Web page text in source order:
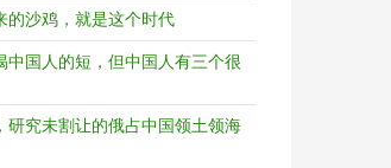
的沙鸡，就是这个时代
中国人的短，但中国人有三个很
研究未割让的俄占中国领土领海